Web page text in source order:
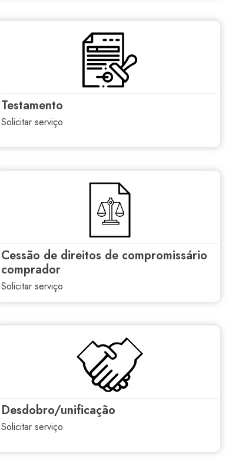
testamento
solicitar serviço
cessão de direitos de compromissário
comprador
solicitar serviço
desdobro/unificação
solicitar serviço